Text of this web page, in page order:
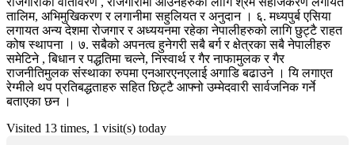
तालिम, अभिमुखिकरण र लगानीमा सहुलियत र अनुदान । ६. मध्यपुर्ब एसिया
लगायत अन्य देशमा रोजगार र अध्ययनमा रहेका नेपालीहरुको लागि छुट्टै राहत
कोष स्थापना । ७. सबैको अपनत्व हुनेगरी सबै बर्ग र क्षेत्रका सबै नेपालीहरु
समेटिने , बिधान र पद्धतिमा चल्ने, निस्वार्थ र गैर नाफामुलक र गैर
राजनीतिमुलक संंस्थाका रुपमा एनआरएनएलाई अगाडि बढाउने । यि लगाएत
रेग्मीले थप प्रतिबद्धताहरु सहित छिट्टै आफ्नो उम्मेदवारी सार्वजनिक गर्ने
बताएका छन ।
Visited 13 times, 1 visit(s) today